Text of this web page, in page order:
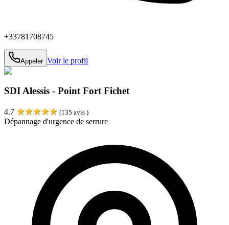
+33781708745
Appeler Voir le profil
SDI Alessis - Point Fort Fichet
4.7 ★★★★★ (135 avis )
Dépannage d'urgence de serrure